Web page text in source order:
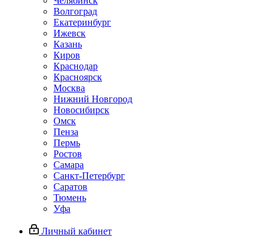
Волгоград
Екатеринбург
Ижевск
Казань
Киров
Краснодар
Красноярск
Москва
Нижний Новгород
Новосибирск
Омск
Пенза
Пермь
Ростов
Самара
Санкт-Петербург
Саратов
Тюмень
Уфа
Личный кабинет